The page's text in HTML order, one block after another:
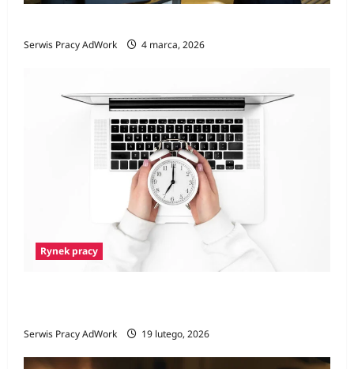
Serwis Pracy AdWork 4 marca, 2026
Rynek pracy
Serwis Pracy AdWork 19 lutego, 2026